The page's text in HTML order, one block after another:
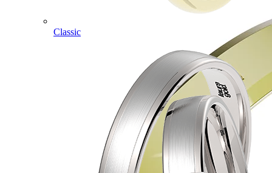
Classic